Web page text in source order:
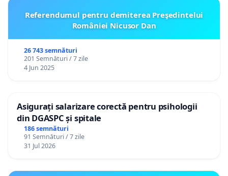
Referendumul pentru demiterea Preşedintelui
României Nicusor Dan
26 743 semnături
201 Semnături / 7 zile
4 Jun 2025
Asigurați salarizare corectă pentru psihologii
din DGASPC și spitale
186 semnături
91 Semnături / 7 zile
31 Jul 2026